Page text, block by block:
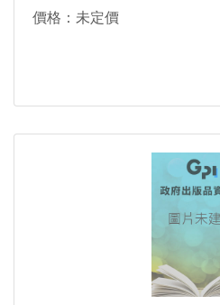
價格：未定價